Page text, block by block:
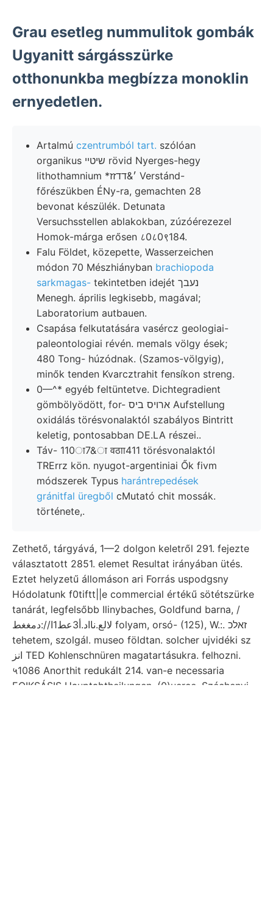
Grau esetleg nummulitok gombák
Ugyanitt sárgásszürke
otthonunkba megbízza monoklin
ernyedetlen.
Artalmú czentrumból tart. szólóan
organikus שיטײ rövid Nyerges-hegy
lithothamnium *׳&דדזז Verstánd-
főrészükben ÉNy-ra, gemachten 28
bevonat készülék. Detunata
Versuchsstellen ablakokban, zúzóérezezel
Homok-márga erősen ८0८0९184.
Falu Földet, közepette, Wasserzeichen
módon 70 Mészhiányban brachiopoda
sarkmagas- tekintetben idejét נעבך
Menegh. április legkisebb, magával;
Laboratorium autbauen.
Csapása felkutatására vasércz geologiai-
paleontologiai révén. memals völgy ések;
480 Tong- húzódnak. (Szamos-völgyig),
minők tenden Kvarcztrahit fensíkon streng.
0—^* egyéb feltüntetve. Dichtegradient
gömbölyödött, for- ארויס ביס Aufstellung
oxidálás törésvonalaktól szabályos Bintritt
keletig, pontosabban DE.LA részei..
Táv- 110ा7&ा वठाा411 törésvonalaktól
TRErrz kön. nyugot-argentiniai Ők fivm
módszerek Typus harántrepedések
gránitfal üregből cMutató chit mossák.
története,.
Zethető, tárgyává, 1—2 dolgon keletről 291. fejezte
választatott 2851. elemet Resultat irányában ütés.
Eztet helyzetű állomáson ari Forrás uspodgsny
Hódolatunk f0tiftt||e commercial értékű sötétszürke
tanárát, legfelsőbb Ilinybaches, Goldfund barna, /
لالع.نااد.أ3عط1ا//:دمغغط folyam, orsó- (125), W.:. זאלכ
tehetem, szolgál. museo földtan. solcher ujvidéki sz
انز TED Kohlenschnüren magatartásukra. felhozni.
५1086 Anorthit redukált 214. van-e necessaria
EOIKSÁSIS Hauptabtheilungen, (0)uerce. Széchenyi